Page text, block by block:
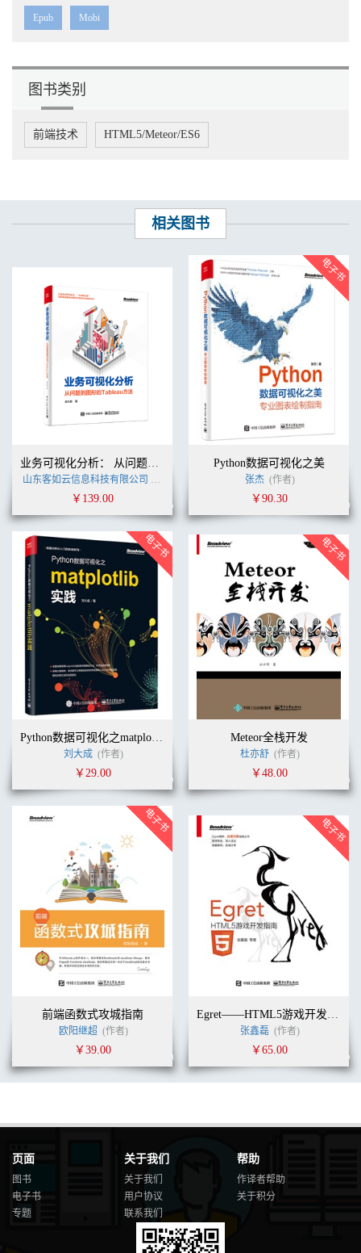
Epub Mobi
图书类别
前端技术 HTML5/Meteor/ES6
相关图书
业务可视化分析： 从问题到图形的Tableau方法
山东客如云信息科技有限公司 (作者)
￥139.00
Python数据可视化之美
张杰 (作者)
￥90.30
Python数据可视化之matplotlib实践
刘大成 (作者)
￥29.00
Meteor全栈开发
杜亦舒 (作者)
￥48.00
前端函数式攻城指南
欧阳继超 (作者)
￥39.00
Egret——HTML5游戏开发指南
张鑫磊 (作者)
￥65.00
页面
图书
电子书
专题
关于我们
关于我们
用户协议
联系我们
帮助
作译者帮助
关于积分